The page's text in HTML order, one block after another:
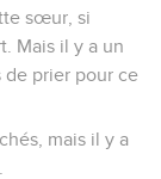
sœur, si
Mais il y a un
de prier pour ce
mais il y a